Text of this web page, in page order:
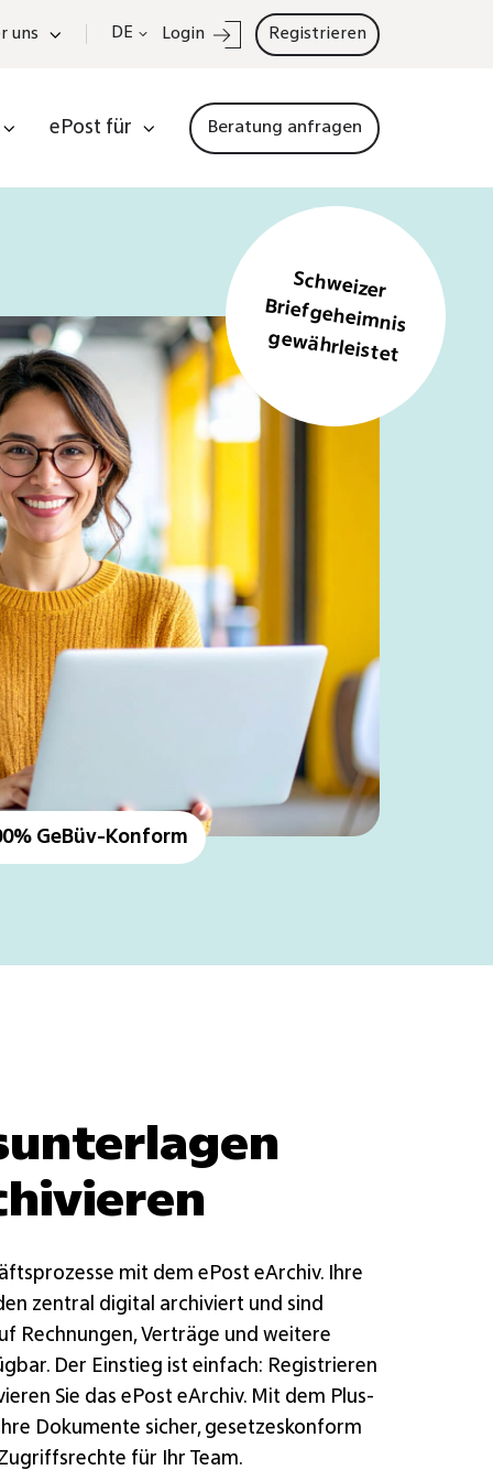
uns DE Login Registrieren
ePost für Beratung anfragen
Schweizer
Briefgeheim
nis
gewährleistet
GeBüv-Konform
mit dem ePost eArchiv. Ihre
zentral digital archiviert und sind
Rechnungen, Verträge und weitere
Der Einstieg ist einfach: Registrieren
Sie das ePost eArchiv. Mit dem Plus-
Dokumente sicher, gesetzeskonform
für Ihr Team.